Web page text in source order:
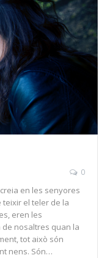
0
en les senyores
el teler de la
eren les
nosaltres quan la
tot això són
nens. Són…